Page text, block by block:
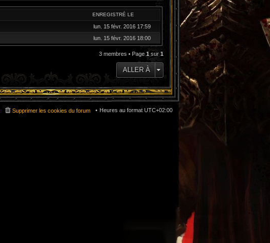
ENREGISTRÉ LE
lun. 15 févr. 2016 17:59
lun. 15 févr. 2016 18:00
3 membres • Page 1 sur 1
ALLER À
Heures au format UTC+02:00
Supprimer les cookies du forum